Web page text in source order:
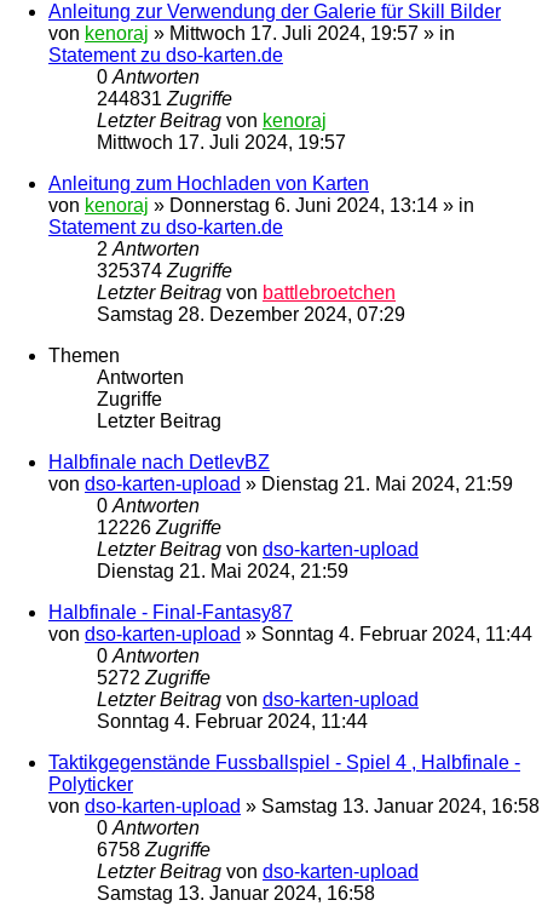
Anleitung zur Verwendung der Galerie für Skill Bilder
von kenoraj » Mittwoch 17. Juli 2024, 19:57 » in
Statement zu dso-karten.de
0Antworten
244831Zugriffe
Letzter Beitrag von kenoraj
Mittwoch 17. Juli 2024, 19:57
Anleitung zum Hochladen von Karten
von kenoraj » Donnerstag 6. Juni 2024, 13:14 » in
Statement zu dso-karten.de
2Antworten
325374Zugriffe
Letzter Beitrag von battlebroetchen
Samstag 28. Dezember 2024, 07:29
Themen
Antworten
Zugriffe
Letzter Beitrag
Halbfinale nach DetlevBZ
von dso-karten-upload » Dienstag 21. Mai 2024, 21:59
0Antworten
12226Zugriffe
Letzter Beitrag von dso-karten-upload
Dienstag 21. Mai 2024, 21:59
Halbfinale - Final-Fantasy87
von dso-karten-upload » Sonntag 4. Februar 2024, 11:44
0Antworten
5272Zugriffe
Letzter Beitrag von dso-karten-upload
Sonntag 4. Februar 2024, 11:44
Taktikgegenstände Fussballspiel - Spiel 4 , Halbfinale -
Polyticker
von dso-karten-upload » Samstag 13. Januar 2024, 16:58
0Antworten
6758Zugriffe
Letzter Beitrag von dso-karten-upload
Samstag 13. Januar 2024, 16:58